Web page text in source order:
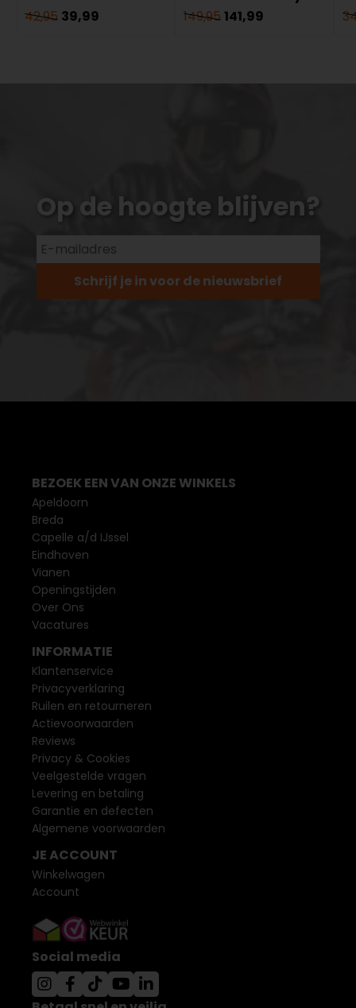
42,95 39,99
149,95 141,99
Op de hoogte blijven?
Schrijf je in voor de nieuwsbrief
BEZOEK EEN VAN ONZE WINKELS
Apeldoorn
Breda
Capelle a/d IJssel
Eindhoven
Vianen
Openingstijden
Over Ons
Vacatures
INFORMATIE
Klantenservice
Privacyverklaring
Ruilen en retourneren
Actievoorwaarden
Reviews
Privacy & Cookies
Veelgestelde vragen
Levering en betaling
Garantie en defecten
Algemene voorwaarden
JE ACCOUNT
Winkelwagen
Account
Social media